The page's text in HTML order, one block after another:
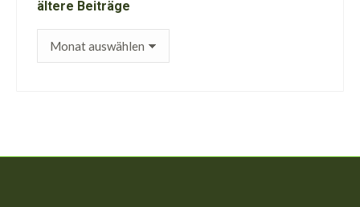
ältere Beiträge
ältere